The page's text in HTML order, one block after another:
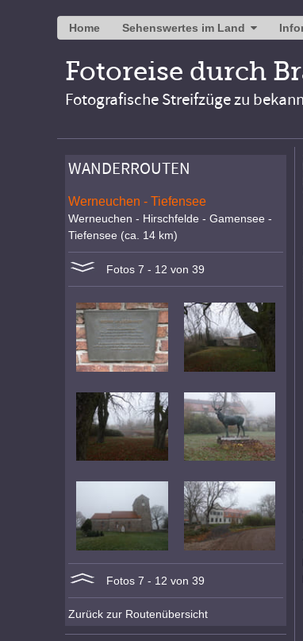
Home Sehenswertes im Land
Fotoreise durch
Fotografische Streifzüge zu
WANDERROUTEN
Werneuchen - Tiefensee
Werneuchen - Hirschfelde - Gamensee -
Tiefensee (ca. 14 km)
Fotos 7 - 12 von 39
Fotos 7 - 12 von 39
Zurück zur Routenübersicht